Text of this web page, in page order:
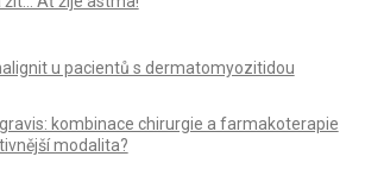
u pacientů s dermatomyozitidou
kombinace chirurgie a farmakoterapie
modalita?